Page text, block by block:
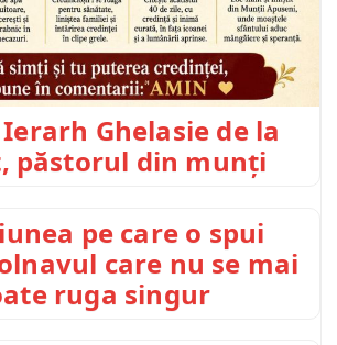
Ghelasie de la
păstorul din munți
pe care o spui
care nu se mai
ruga singur